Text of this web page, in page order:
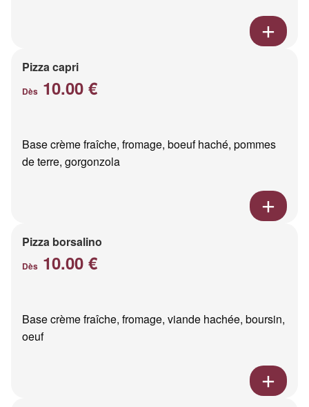
Pizza capri
Dès 10.00 €
Base crème fraîche, fromage, boeuf haché, pommes
de terre, gorgonzola
Pizza borsalino
Dès 10.00 €
Base crème fraîche, fromage, viande hachée, boursin,
oeuf